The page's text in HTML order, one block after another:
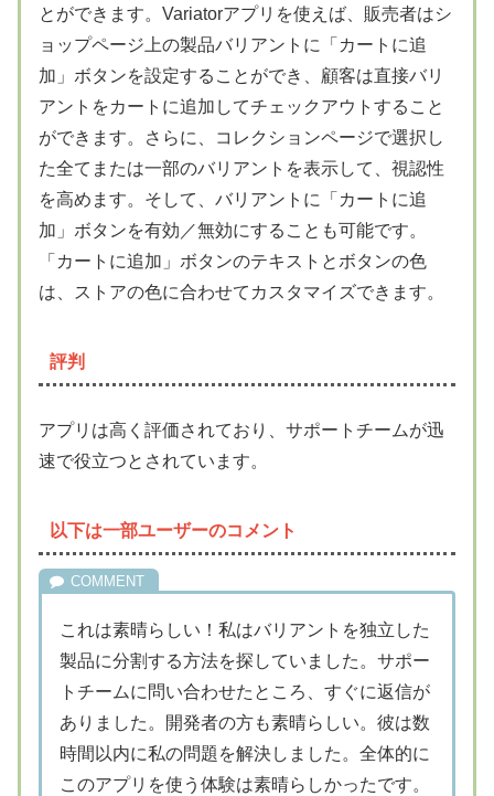
とができます。Variatorアプリを使えば、販売者はシ
ョップページ上の製品バリアントに「カートに追
加」ボタンを設定することができ、顧客は直接バリ
アントをカートに追加してチェックアウトすること
ができます。さらに、コレクションページで選択し
た全てまたは一部のバリアントを表示して、視認性
を高めます。そして、バリアントに「カートに追
加」ボタンを有効／無効にすることも可能です。
「カートに追加」ボタンのテキストとボタンの色
は、ストアの色に合わせてカスタマイズできます。
評判
アプリは高く評価されており、サポートチームが迅
速で役立つとされています。
以下は一部ユーザーのコメント
これは素晴らしい！私はバリアントを独立した
製品に分割する方法を探していました。サポー
トチームに問い合わせたところ、すぐに返信が
ありました。開発者の方も素晴らしい。彼は数
時間以内に私の問題を解決しました。全体的に
このアプリを使う体験は素晴らしかったです。